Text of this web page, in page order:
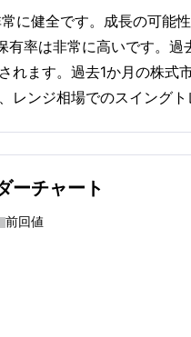
に健全です。成長の可能
率は非常に高いです。
れます。過去1か月の株
ンジ相場でのスイングト
ーチャート
前回値